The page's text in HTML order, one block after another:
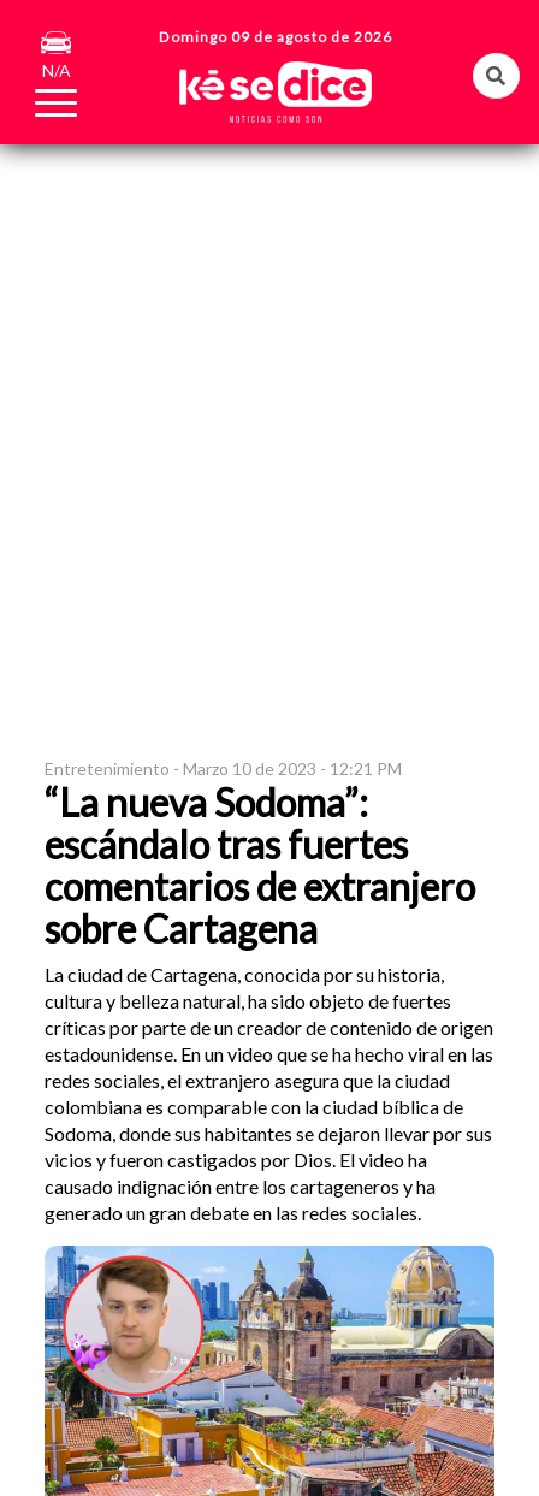
N/A
Domingo 09 de agosto de 2026
Entretenimiento -Marzo 10 de 2023 - 12:21 PM
“La nueva Sodoma”:
escándalo tras fuertes
comentarios de extranjero
sobre Cartagena
La ciudad de Cartagena, conocida por su historia,
cultura y belleza natural, ha sido objeto de fuertes
críticas por parte de un creador de contenido de origen
estadounidense. En un video que se ha hecho viral en las
redes sociales, el extranjero asegura que la ciudad
colombiana es comparable con la ciudad bíblica de
Sodoma, donde sus habitantes se dejaron llevar por sus
vicios y fueron castigados por Dios. El video ha
causado indignación entre los cartageneros y ha
generado un gran debate en las redes sociales.